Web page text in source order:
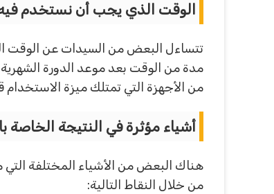
الوقت الذي يجب أن نستخدم فيه
تتساءل البعض من السيدات عن الوقت
مدة من الوقت بعد موعد الدورة
من الأجهزة التي تمتلك ميزة
أشياء مؤثرة في النتيجة الخاصة
هناك البعض من الأشياء المختلفة التي
من خلال النقاط التالية: